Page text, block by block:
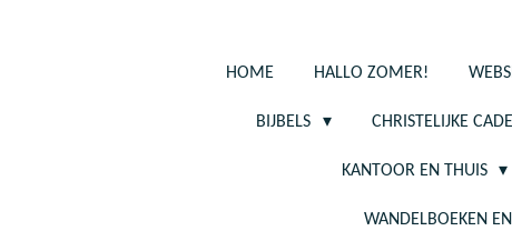
HOME HALLO ZOMER!
BIJBELS CHRISTELIJKE
KANTOOR EN THUIS
WANDELBOEKEN